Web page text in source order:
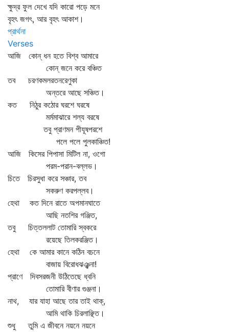
ক্ষুদ্র ফুল দেখে যদি কারো পড়ে মনে
বৃহৎ জগৎ, আর বৃহৎ আকাশ।
প্রার্থনা
Verses
আজি কোন্‌ ধন হতে বিশ্ব আমারে
কোন্‌ জনে করে বঞ্চিত
তব চরণকমলরতনরেণুকা
অন্তরে আছে সঞ্চিত।
কত নিঠুর কঠোর ঘরশে ঘরষে
মর্মমাঝারে শল্য বরষে
তবু প্রাণমন পীযূষপরশে
পলে পলে পুলকাঞ্চিত!
আজি কিসের পিপাসা মিটিল না, ওগো
পরম-পরান-বল্লভ।
চিতে চিরসুধা করে সঞ্চার, তব
সকরুণ করপল্লব।
হেথা কত দিনে রাতে অপমানঘাতে
আছি নতশির গঞ্জিত,
তবু চিত্তললাট তোমারি স্বকরে
রয়েছে তিলকরঞ্জিত।
হেথা কে আমার কানে কঠিন বচনে
বাজায় বিরোধঝঞ্ঝনা!
প্রাণে দিবসরজনী উঠিতেছে ধ্বনি
তোমারি বীণার গুঞ্জনা।
নাথ, যার যাহা আছে তার তাই থাক্‌,
আমি থাকি চিরলাঞ্ছিত।
শুধু তুমি এ জীবনে নয়নে নয়নে